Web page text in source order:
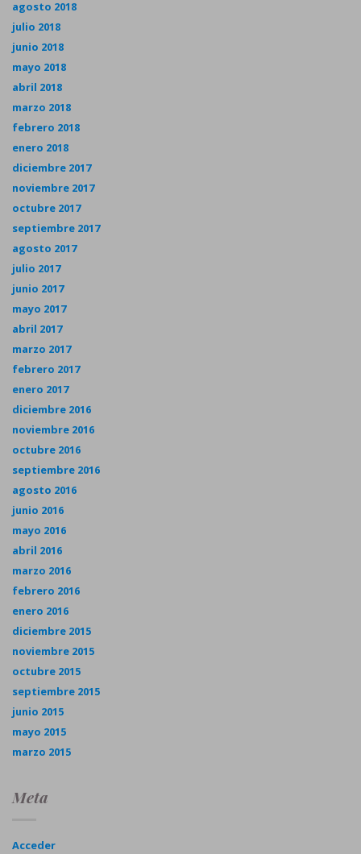
agosto 2018
julio 2018
junio 2018
mayo 2018
abril 2018
marzo 2018
febrero 2018
enero 2018
diciembre 2017
noviembre 2017
octubre 2017
septiembre 2017
agosto 2017
julio 2017
junio 2017
mayo 2017
abril 2017
marzo 2017
febrero 2017
enero 2017
diciembre 2016
noviembre 2016
octubre 2016
septiembre 2016
agosto 2016
junio 2016
mayo 2016
abril 2016
marzo 2016
febrero 2016
enero 2016
diciembre 2015
noviembre 2015
octubre 2015
septiembre 2015
junio 2015
mayo 2015
marzo 2015
Meta
Acceder